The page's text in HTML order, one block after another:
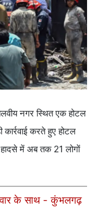
नगर स्थित एक होटल
करते हुए होटल
में अब तक 21 लोगों
के साथ - कुंभलगढ़